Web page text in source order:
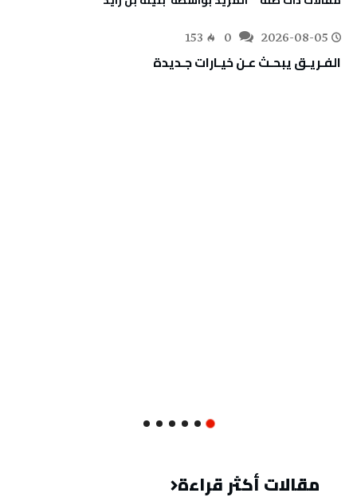
2026-08-05
153
الفـريـق‭ ‬يبحـث‭ ‬عـن‭ ‬خيـارات‭ ‬جـديدة
مقالات أكثر قراءة